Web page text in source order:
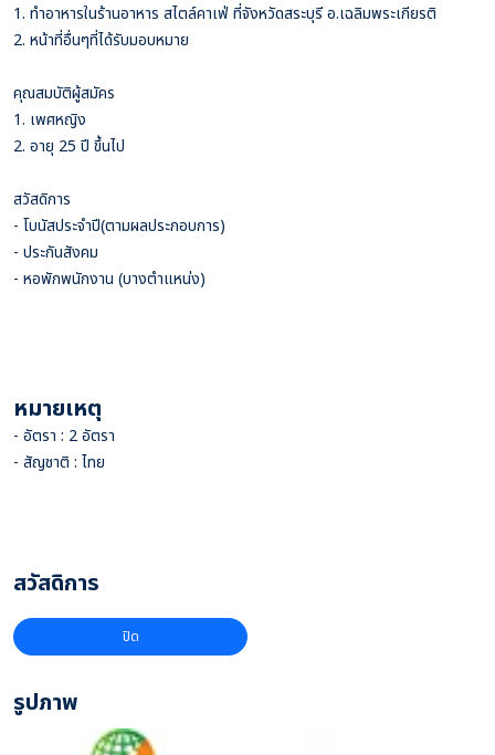
1. ทำอาหารในร้านอาหาร สไตล์คาเฟ่ ที่จังหวัดสระบุรี อ.เฉลิมพระเกียรติ
2. หน้าที่อื่นๆที่ได้รับมอบหมาย
คุณสมบัติผู้สมัคร
1. เพศหญิง
2. อายุ 25 ปี ขึ้นไป
สวัสดิการ
- โบนัสประจำปี(ตามผลประกอบการ)
- ประกันสังคม
- หอพักพนักงาน (บางตำแหน่ง)
หมายเหตุ
- อัตรา : 2 อัตรา
- สัญชาติ : ไทย
สวัสดิการ
ปิด
รูปภาพ